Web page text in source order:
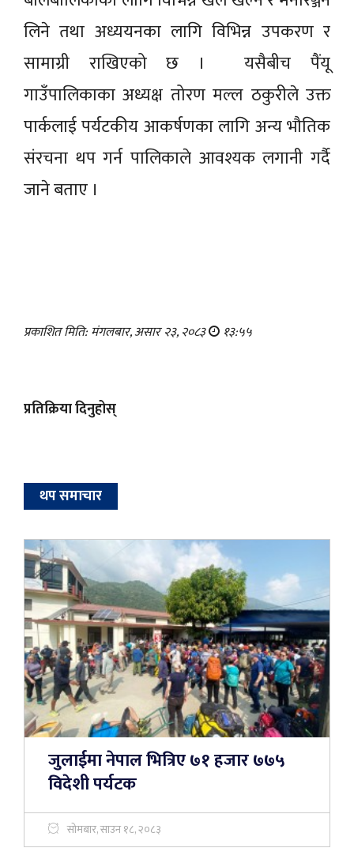
लिने तथा अध्ययनका लागि विभिन्न उपकरण र
सामाग्री राखिएको छ । यसैबीच पैंयू
गाउँपालिकाका अध्यक्ष तोरण मल्ल ठकुरीले उक्त
पार्कलाई पर्यटकीय आकर्षणका लागि अन्य भौतिक
संरचना थप गर्न पालिकाले आवश्यक लगानी गर्दै
जाने बताए ।
प्रकाशित मिति: मंगलबार, असार २३, २०८३ १३:५५
प्रतिक्रिया दिनुहोस्
थप समाचार
जुलाईमा नेपाल भित्रिए ७१ हजार ७७५
विदेशी पर्यटक
सोमबार, साउन १८, २०८३